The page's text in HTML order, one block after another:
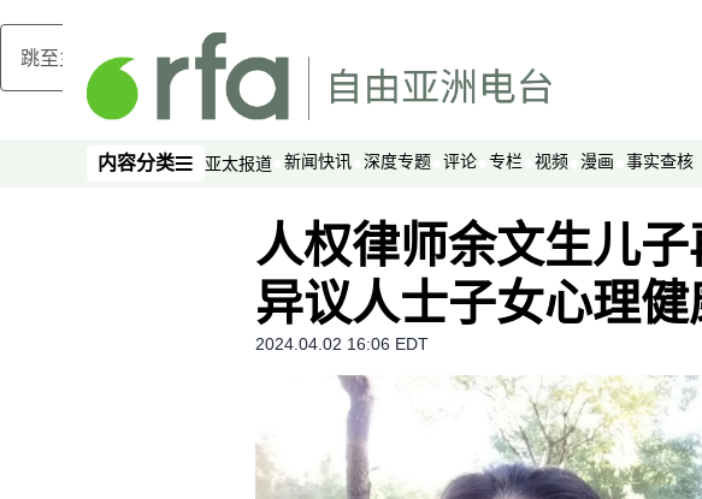
跳至主内容
内容分类
内容分类 亚太报道 新闻快讯 深度专题 评论 专栏 视频 漫画 事实查核
人权律师余文生儿
异议人士子女心理
2024.04.02 16:06 EDT